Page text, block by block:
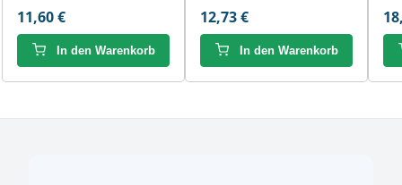
11,60 €
In den Warenkorb
12,73 €
In den Warenkorb